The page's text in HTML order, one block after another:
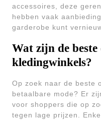
accessoires, deze
hebben vaak
garderobe kunt
Wat zijn de beste
kledingwinkels?
Op zoek naar de beste
betaalbare mode? Er
voor shoppers die op
tegen lage prijzen.